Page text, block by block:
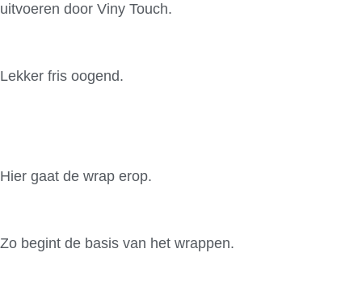
uitvoeren door Viny Touch.
Lekker fris oogend.
Hier gaat de wrap erop.
Zo begint de basis van het wrappen.